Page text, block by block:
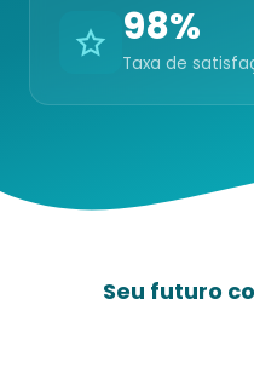
98%
Taxa de
Seu futuro